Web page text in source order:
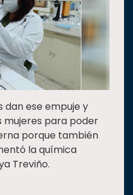
dan ese empuje y
para poder
porque también
la química
Treviño.